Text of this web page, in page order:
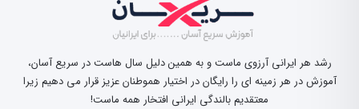
رشد هر ایرانی آرزوی ماست و به همین دلیل سال هاست در سریع آسان،
آموزش در هر زمینه ای را رایگان در اختیار هموطنان عزیز قرار می دهیم زیرا
معتقدیم بالندگی ایرانی افتخار همه ماست!